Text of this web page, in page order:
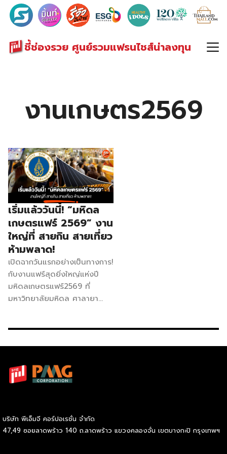
ชี้ช่องรวย ศูนย์รวมแฟรนไชส์น่าลงทุน
Search
for:
งานเกษตร2569
เริ่มแล้ววันนี้! “มหิดล
เกษตรแฟร์ 2569” งาน
ใหญ่ที่ สายกิน สายเที่ยว
ห้ามพลาด!
เปิดฉากวันแรกอย่างเป็นทางการ!
กับงานแฟร์สุดยิ่งใหญ่แห่งปี
มหิดลเกษตรแฟร์2569 ที่
มหาวิทยาลัยมหิดล ศาลายา
ชิลล์ ของกินอร่อย หรือ
มัดรวมไฮไลต์ 5 โซนเด็ด...เดิน
ยังไงให้ครบ! ก่อนเริ่มเดิน อย่า
A1–A2 และโซน B: แหล่งรวม
ความอร่อย! ร้านค้าเพียบ ทั้งอา
บริษัท พีเอ็มจี คอร์ปอเรชั่น จำกัด
47,49 ซอยลาดพร้าว 140 ถ.ลาดพร้าว แขวงคลองจั่น เขตบางกะปิ กรุงเทพฯ